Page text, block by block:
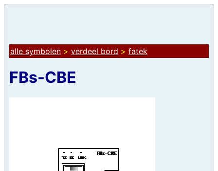
alle symbolen > verdeel bord > fatek
FBs-CBE